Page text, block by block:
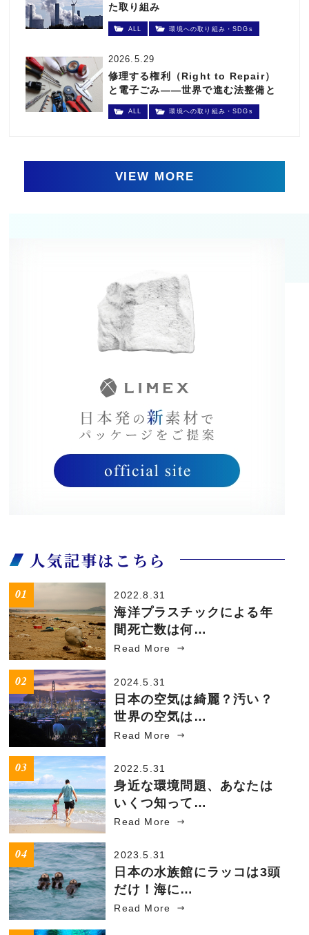
た取り組み
ALL 環境への取り組み・SDGs
2026.5.29
修理する権利（Right to Repair）
と電子ごみ――世界で進む法整備と
日本の現状
ALL 環境への取り組み・SDGs
VIEW MORE
人気記事はこちら
2022.8.31
海洋プラスチックによる年
間死亡数は何…
Read More
2024.5.31
日本の空気は綺麗？汚い？
世界の空気は…
Read More
2022.5.31
身近な環境問題、あなたは
いくつ知って…
Read More
2023.5.31
日本の水族館にラッコは3頭
だけ！海に…
Read More